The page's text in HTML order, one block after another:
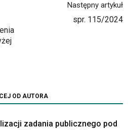
Następny artykuł
spr. 115/2024
OD AUTORA
zadania publicznego pod